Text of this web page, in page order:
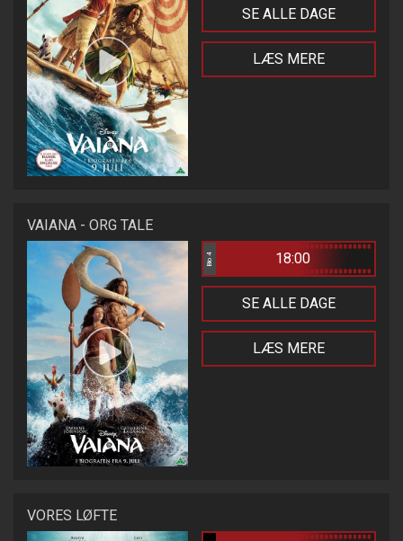
SE ALLE DAGE
LÆS MERE
VAIANA - ORG TALE
Bio 4 18:00
SE ALLE DAGE
LÆS MERE
VORES LØFTE